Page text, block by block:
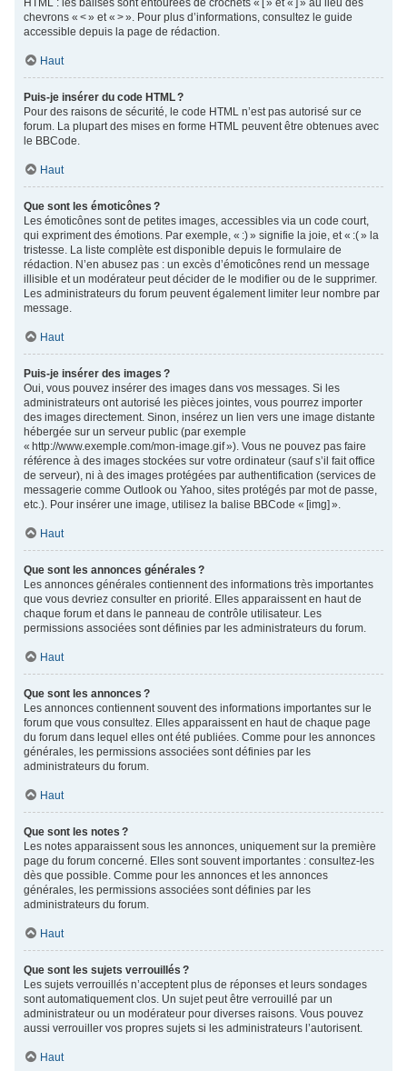
HTML : les balises sont entourées de crochets « [ » et « ] » au lieu des
chevrons « < » et « > ». Pour plus d’informations, consultez le guide
accessible depuis la page de rédaction.
Haut
Puis-je insérer du code HTML ?
Pour des raisons de sécurité, le code HTML n’est pas autorisé sur ce
forum. La plupart des mises en forme HTML peuvent être obtenues avec
le BBCode.
Haut
Que sont les émoticônes ?
Les émoticônes sont de petites images, accessibles via un code court,
qui expriment des émotions. Par exemple, « :) » signifie la joie, et « :( » la
tristesse. La liste complète est disponible depuis le formulaire de
rédaction. N’en abusez pas : un excès d’émoticônes rend un message
illisible et un modérateur peut décider de le modifier ou de le supprimer.
Les administrateurs du forum peuvent également limiter leur nombre par
message.
Haut
Puis-je insérer des images ?
Oui, vous pouvez insérer des images dans vos messages. Si les
administrateurs ont autorisé les pièces jointes, vous pourrez importer
des images directement. Sinon, insérez un lien vers une image distante
hébergée sur un serveur public (par exemple
« http://www.exemple.com/mon-image.gif »). Vous ne pouvez pas faire
référence à des images stockées sur votre ordinateur (sauf s’il fait office
de serveur), ni à des images protégées par authentification (services de
messagerie comme Outlook ou Yahoo, sites protégés par mot de passe,
etc.). Pour insérer une image, utilisez la balise BBCode « [img] ».
Haut
Que sont les annonces générales ?
Les annonces générales contiennent des informations très importantes
que vous devriez consulter en priorité. Elles apparaissent en haut de
chaque forum et dans le panneau de contrôle utilisateur. Les
permissions associées sont définies par les administrateurs du forum.
Haut
Que sont les annonces ?
Les annonces contiennent souvent des informations importantes sur le
forum que vous consultez. Elles apparaissent en haut de chaque page
du forum dans lequel elles ont été publiées. Comme pour les annonces
générales, les permissions associées sont définies par les
administrateurs du forum.
Haut
Que sont les notes ?
Les notes apparaissent sous les annonces, uniquement sur la première
page du forum concerné. Elles sont souvent importantes : consultez-les
dès que possible. Comme pour les annonces et les annonces
générales, les permissions associées sont définies par les
administrateurs du forum.
Haut
Que sont les sujets verrouillés ?
Les sujets verrouillés n’acceptent plus de réponses et leurs sondages
sont automatiquement clos. Un sujet peut être verrouillé par un
administrateur ou un modérateur pour diverses raisons. Vous pouvez
aussi verrouiller vos propres sujets si les administrateurs l’autorisent.
Haut